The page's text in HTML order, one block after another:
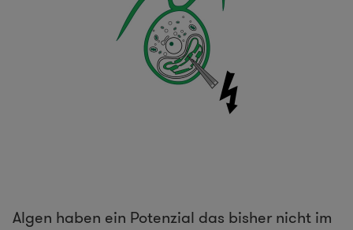
Algen haben ein Potenzial das bisher nicht im